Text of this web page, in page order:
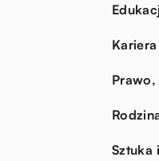
Kariera
Sztuka